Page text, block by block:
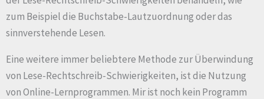
zum Beispiel die Buchstabe-Lautzuordnung oder das
sinnverstehende Lesen.
Eine weitere immer beliebtere Methode zur Überwindung
von Lese-Rechtschreib-Schwierigkeiten, ist die Nutzung
von Online-Lernprogrammen. Mir ist noch kein Programm